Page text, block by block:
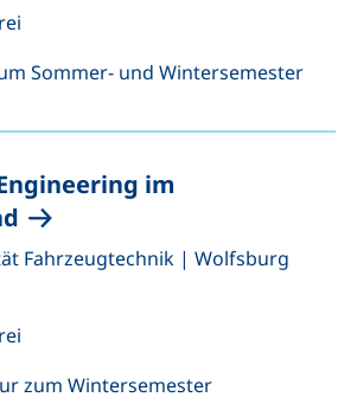
Sommer- und Wintersemester
im
Fahrzeugtechnik | Wolfsburg
zum Wintersemester